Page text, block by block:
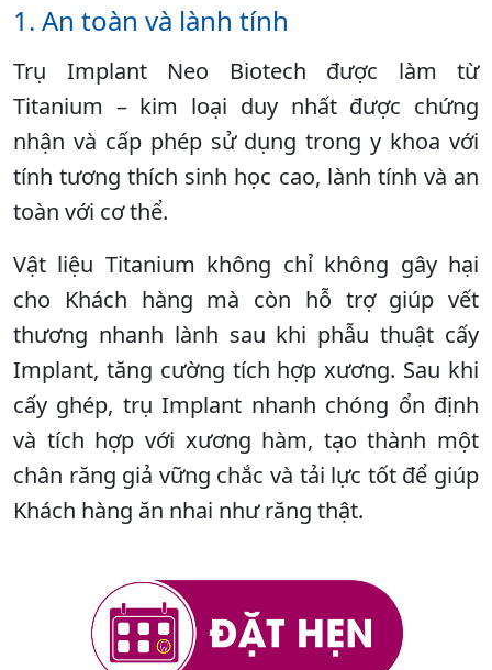
1. An toàn và lành tính
Trụ Implant Neo Biotech được làm từ
Titanium – kim loại duy nhất được chứng
nhận và cấp phép sử dụng trong y khoa với
tính tương thích sinh học cao, lành tính và an
toàn với cơ thể.
Vật liệu Titanium không chỉ không gây hại
cho Khách hàng mà còn hỗ trợ giúp vết
thương nhanh lành sau khi phẫu thuật cấy
Implant, tăng cường tích hợp xương. Sau khi
cấy ghép, trụ Implant nhanh chóng ổn định
và tích hợp với xương hàm, tạo thành một
chân răng giả vững chắc và tải lực tốt để giúp
Khách hàng ăn nhai như răng thật.